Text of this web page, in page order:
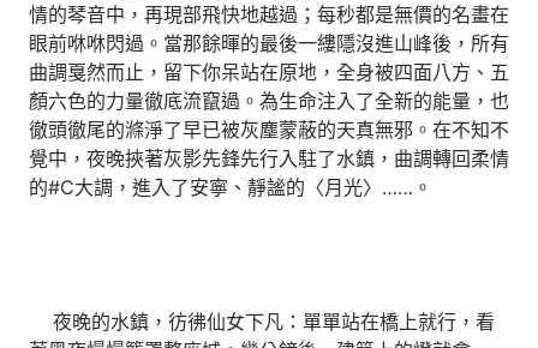
情的琴音中，再現部飛快地越過；每秒都是無價的名畫在
眼前咻咻閃過。當那餘暉的最後一縷隱沒進山峰後，所有
曲調戛然而止，留下你呆站在原地，全身被四面八方、五
顏六色的力量徹底流竄過。為生命注入了全新的能量，也
徹頭徹尾的滌淨了早已被灰塵蒙蔽的天真無邪。在不知不
覺中，夜晚挾著灰影先鋒先行入駐了水鎮，曲調轉回柔情
的#C大調，進入了安寧、靜謐的〈月光〉……。
夜晚的水鎮，彷彿仙女下凡：單單站在橋上就行，看